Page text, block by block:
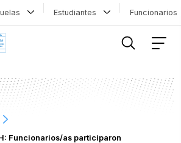
Estudiantes
Funcionarios/as participaron